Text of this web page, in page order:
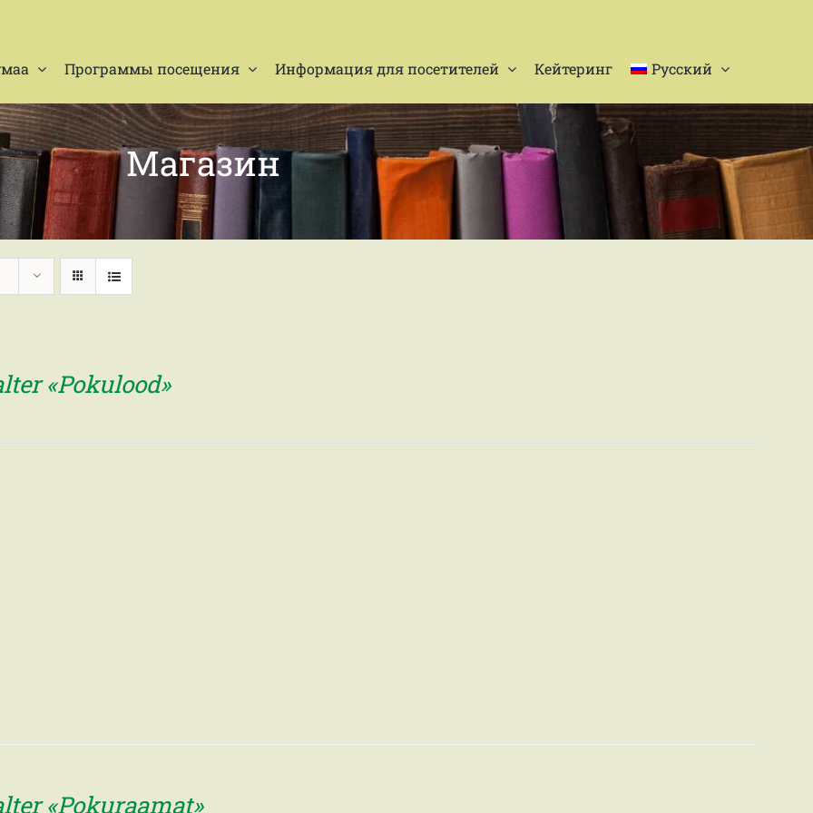
Программы посещения Информация для посетителей Кейтеринг Русский
Магазин
«Pokulood»
«Pokuraamat»